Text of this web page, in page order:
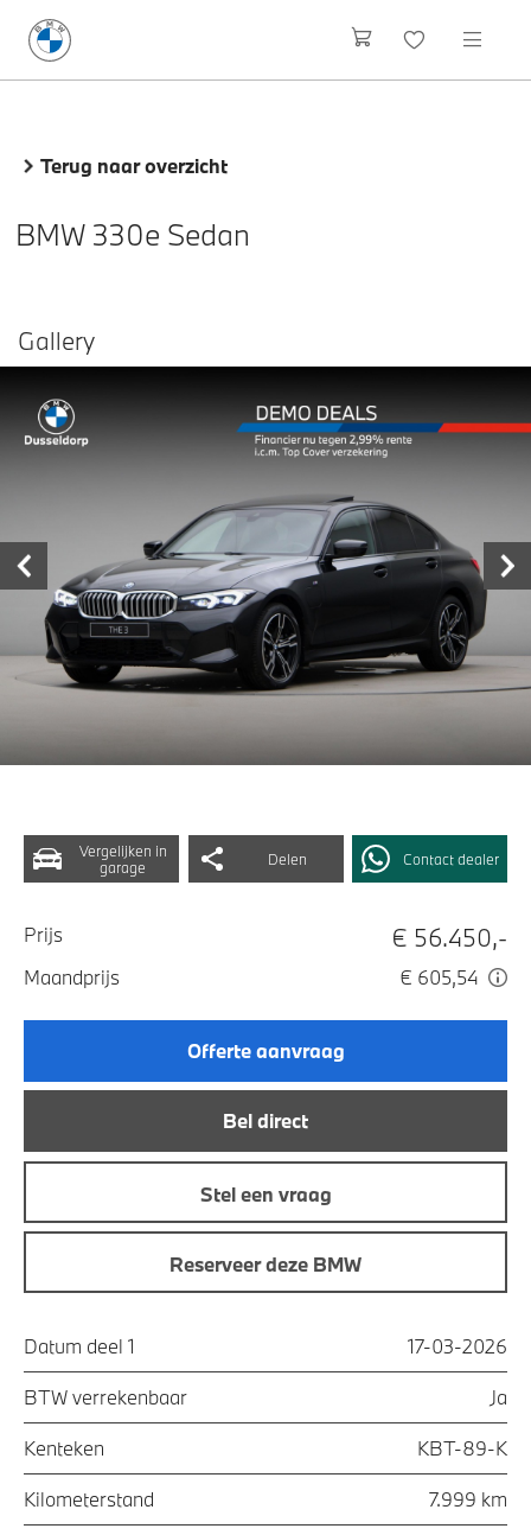
Terug naar overzicht
BMW 330e Sedan
Vergelijken in
garage
Delen Contact dealer
Prijs € 56.450,-
Maandprijs € 605,54
Offerte aanvraag
Bel direct
Stel een vraag
Reserveer deze BMW
Datum deel 1 17-03-2026
BTW verrekenbaar Ja
Kenteken KBT-89-K
Kilometerstand 7.999 km
Gallery